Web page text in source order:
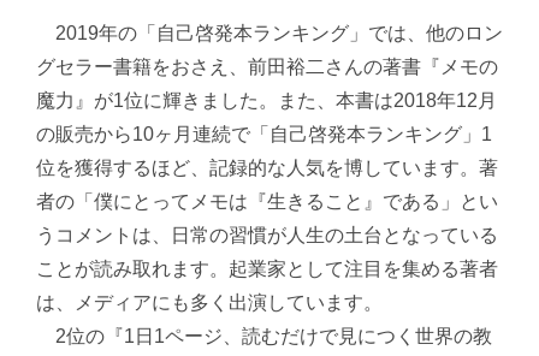
2019年の「自己啓発本ランキング」では、他のロン
グセラー書籍をおさえ、前田裕二さんの著書『メモの
魔力』が1位に輝きました。また、本書は2018年12月
の販売から10ヶ月連続で「自己啓発本ランキング」1
位を獲得するほど、記録的な人気を博しています。著
者の「僕にとってメモは『生きること』である」とい
うコメントは、日常の習慣が人生の土台となっている
ことが読み取れます。起業家として注目を集める著者
は、メディアにも多く出演しています。
2位の『1日1ページ、読むだけで見につく世界の教